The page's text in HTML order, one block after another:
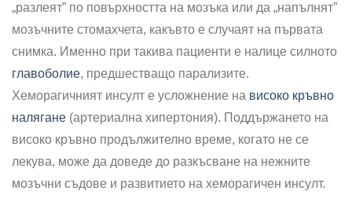
„разлеят” по повърхността на мозъка или да „напълнят”
мозъчните стомахчета, какъвто е случаят на първата
снимка. Именно при такива пациенти е налице силното
главоболие, предшестващо парализите.
Хеморагичният инсулт е усложнение на високо кръвно
налягане (артериална хипертония). Поддържането на
високо кръвно продължително време, когато не се
лекува, може да доведе до разкъсване на нежните
мозъчни съдове и развитието на хеморагичен инсулт.